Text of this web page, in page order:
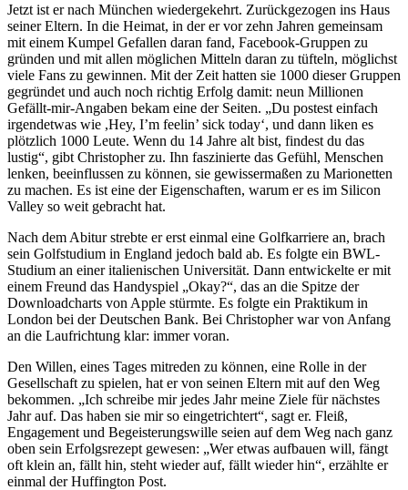
Jetzt ist er nach München wiedergekehrt. Zurückgezogen ins Haus
seiner Eltern. In die Heimat, in der er vor zehn Jahren gemeinsam
mit einem Kumpel Gefallen daran fand, Facebook-Gruppen zu
gründen und mit allen möglichen Mitteln daran zu tüfteln, möglichst
viele Fans zu gewinnen. Mit der Zeit hatten sie 1000 dieser Gruppen
gegründet und auch noch richtig Erfolg damit: neun Millionen
Gefällt-mir-Angaben bekam eine der Seiten. „Du postest einfach
irgendetwas wie ,Hey, I’m feelin’ sick today‘, und dann liken es
plötzlich 1000 Leute. Wenn du 14 Jahre alt bist, findest du das
lustig“, gibt Christopher zu. Ihn faszinierte das Gefühl, Menschen
lenken, beeinflussen zu können, sie gewissermaßen zu Marionetten
zu machen. Es ist eine der Eigenschaften, warum er es im Silicon
Valley so weit gebracht hat.
Nach dem Abitur strebte er erst einmal eine Golfkarriere an, brach
sein Golfstudium in England jedoch bald ab. Es folgte ein BWL-
Studium an einer italienischen Universität. Dann entwickelte er mit
einem Freund das Handyspiel „Okay?“, das an die Spitze der
Downloadcharts von Apple stürmte. Es folgte ein Praktikum in
London bei der Deutschen Bank. Bei Christopher war von Anfang
an die Laufrichtung klar: immer voran.
Den Willen, eines Tages mitreden zu können, eine Rolle in der
Gesellschaft zu spielen, hat er von seinen Eltern mit auf den Weg
bekommen. „Ich schreibe mir jedes Jahr meine Ziele für nächstes
Jahr auf. Das haben sie mir so eingetrichtert“, sagt er. Fleiß,
Engagement und Begeisterungswille seien auf dem Weg nach ganz
oben sein Erfolgsrezept gewesen: „Wer etwas aufbauen will, fängt
oft klein an, fällt hin, steht wieder auf, fällt wieder hin“, erzählte er
einmal der Huffington Post.